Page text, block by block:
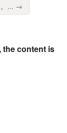
。... →
the content is